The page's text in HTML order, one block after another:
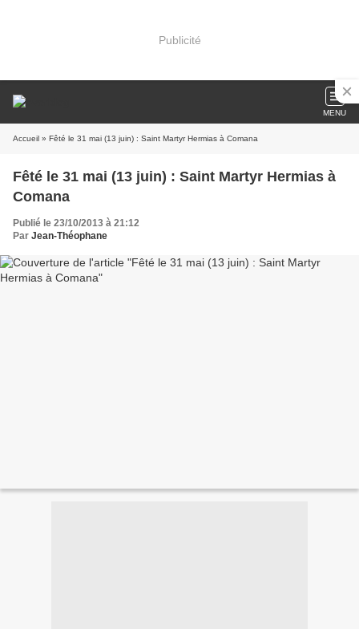
Publicité
MENU
Accueil » Fêté le 31 mai (13 juin) : Saint Martyr Hermias à Comana
Fêté le 31 mai (13 juin) : Saint Martyr Hermias à
Comana
Publié le 23/10/2013 à 21:12
Par Jean-Théophane